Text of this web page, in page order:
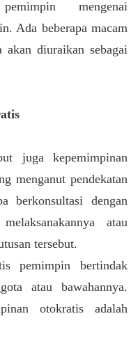
mengenai
Ada beberapa macam
akan diuraikan sebagai
juga kepemimpinan
menganut pendekatan
berkonsultasi dengan
atau
tersebut.
pemimpin bertindak
atau bawahannya.
otokratis adalah